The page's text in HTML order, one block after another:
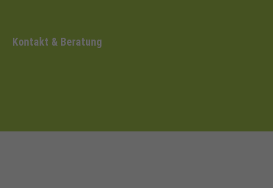
Kontakt & Beratung